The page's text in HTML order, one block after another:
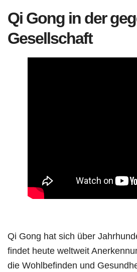
Qi Gong in der
Gesellschaft
Qi Gong hat sich über
findet heute weltweit
die Wohlbefinden und